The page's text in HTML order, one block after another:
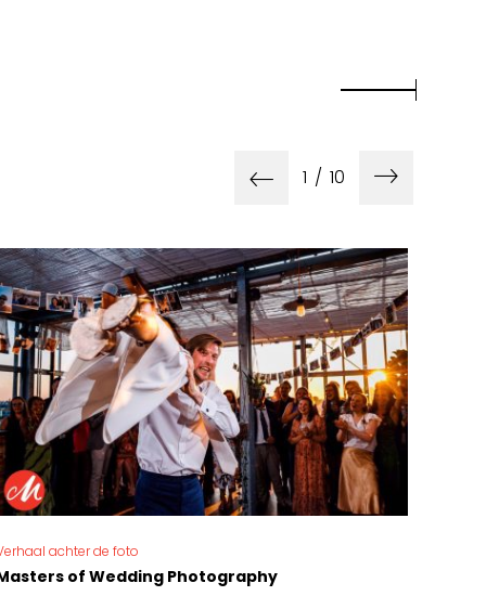
achter de foto
of Wedding Photography
1 / 10